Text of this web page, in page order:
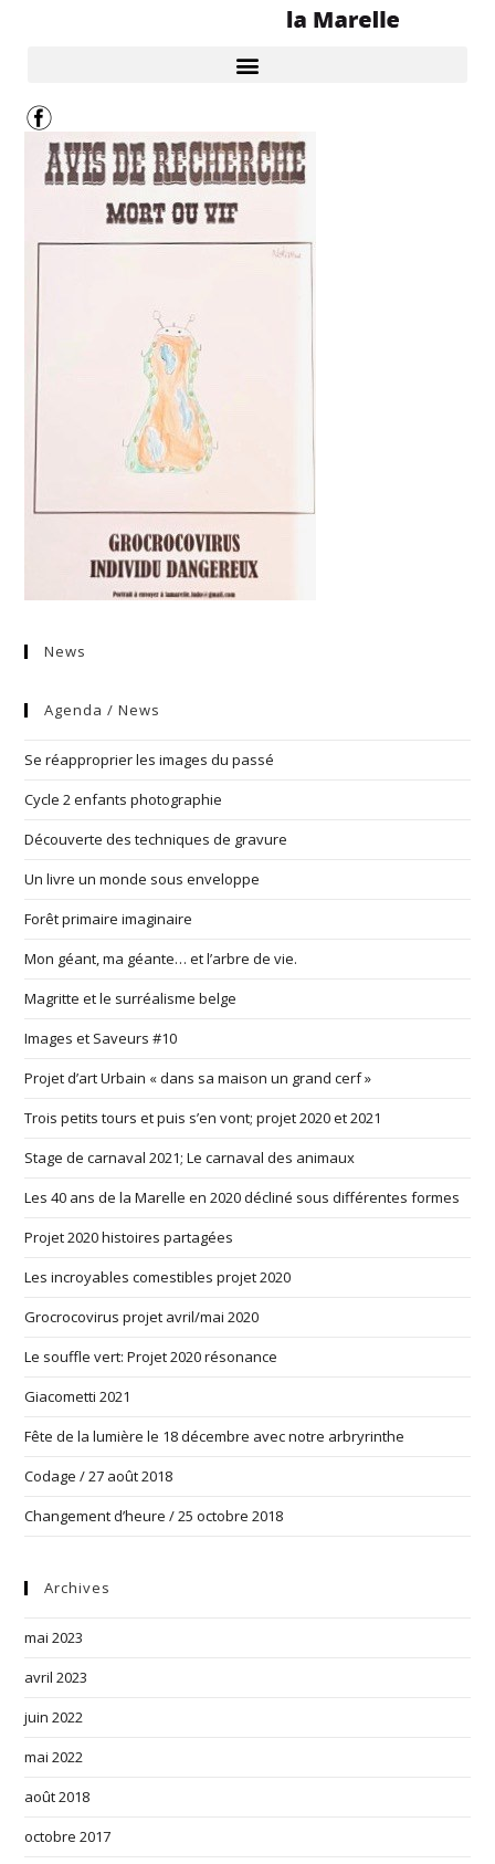
News
Agenda / News
Se réapproprier les images du passé
Cycle 2 enfants photographie
Découverte des techniques de gravure
Un livre un monde sous enveloppe
Forêt primaire imaginaire
Mon géant, ma géante… et l’arbre de vie.
Magritte et le surréalisme belge
Images et Saveurs #10
Projet d’art Urbain « dans sa maison un grand cerf »
Trois petits tours et puis s’en vont; projet 2020 et 2021
Stage de carnaval 2021; Le carnaval des animaux
Les 40 ans de la Marelle en 2020 décliné sous différentes formes
Projet 2020 histoires partagées
Les incroyables comestibles projet 2020
Grocrocovirus projet avril/mai 2020
Le souffle vert: Projet 2020 résonance
Giacometti 2021
Fête de la lumière le 18 décembre avec notre arbryrinthe
Codage / 27 août 2018
Changement d’heure / 25 octobre 2018
Archives
mai 2023
avril 2023
juin 2022
mai 2022
août 2018
octobre 2017